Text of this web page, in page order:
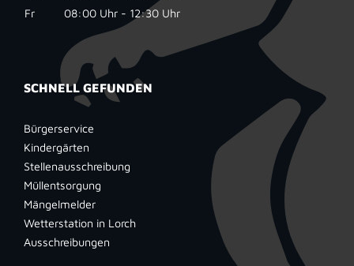
Fr
08:00 Uhr - 12:30 Uhr
SCHNELL GEFUNDEN
Bürgerservice
Kindergärten
Stellenausschreibung
Müllentsorgung
Mängelmelder
Wetterstation in Lorch
Ausschreibungen